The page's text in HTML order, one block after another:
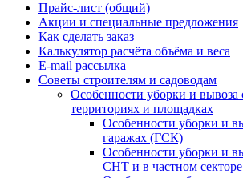
Прайс-лист (общий)
Акции и специальные предложения
Как сделать заказ
Калькулятор расчёта объёма и веса
E-mail рассылка
Советы строителям и садоводам
Особенности уборки и вывоза
территориях и площадках
Особенности уборки и
гаражах (ГСК)
Особенности уборки и
СНТ и в частном секторе